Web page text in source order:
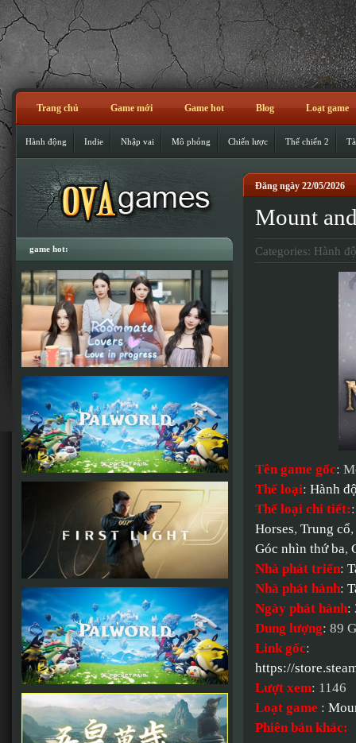
Trang chủ Game mới Game hot Blog Loạt game
Hành động Indie Nhập vai Mô phỏng Chiến lược Thế chiến 2
Đăng ngày 22/05/2026
Mount
Categories: Hành
Tên game gốc:
Thể loại: Hành
Thể loại chi tiết:
Horses, Trung cổ,
Góc nhìn thứ ba,
Nhà phát triển:
Nhà phát hành:
Ngày phát hành:
Dung lượng: 89
Link gốc:
https://
Lượt xem: 1146
Loạt game :
Phiên bản khác:
game hot: